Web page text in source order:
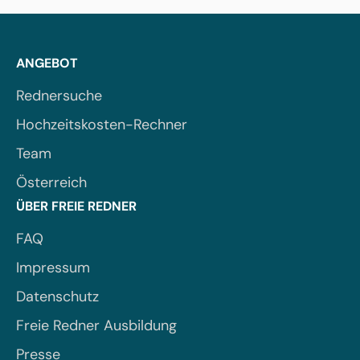
ANGEBOT
Rednersuche
Hochzeitskosten-Rechner
Team
Österreich
ÜBER FREIE REDNER
FAQ
Impressum
Datenschutz
Freie Redner Ausbildung
Presse